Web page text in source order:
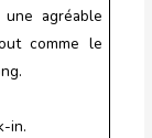
agréable
comme le
in.